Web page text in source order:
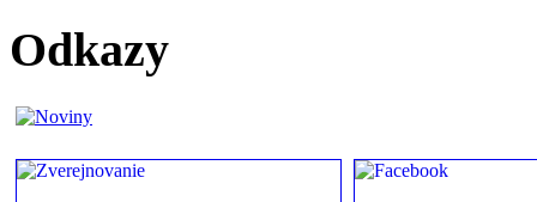
Odkazy